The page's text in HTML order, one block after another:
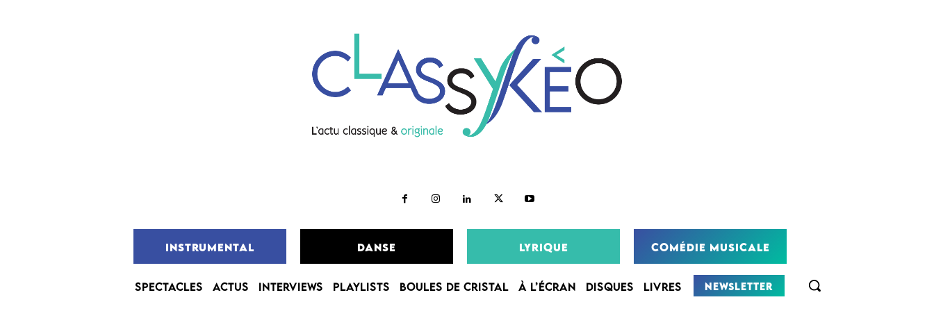
INSTRUMENTAL DANSE LYRIQUE COMÉDIE MUSICALE
SPECTACLES ACTUS INTERVIEWS PLAYLISTS BOULES DE CRISTAL À L’ÉCRAN DISQUES LIVRES NEWSLETTER